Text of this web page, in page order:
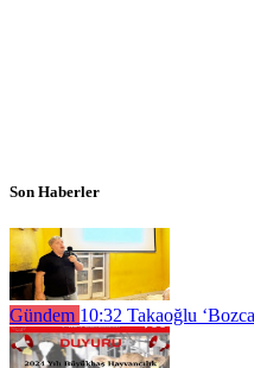
Son Haberler
Gündem 10:32 Takaoğlu